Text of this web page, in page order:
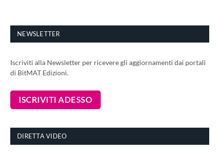
NEWSLETTER
Iscriviti alla Newsletter per ricevere gli aggiornamenti dai portali
di BitMAT Edizioni.
DIRETTA VIDEO